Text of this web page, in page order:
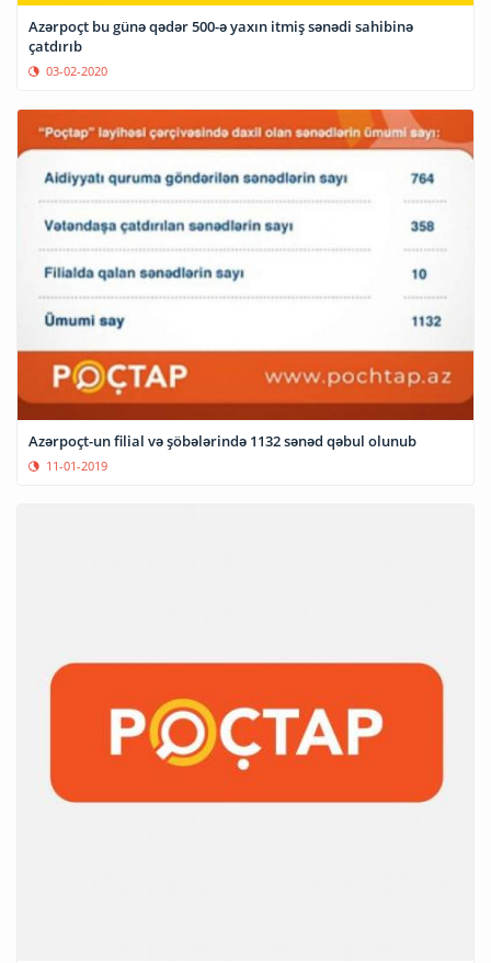
Azərpoçt bu günə qədər 500-ə yaxın itmiş sənədi sahibinə
çatdırıb
03-02-2020
Azərpoçt-un filial və şöbələrində 1132 sənəd qəbul olunub
11-01-2019